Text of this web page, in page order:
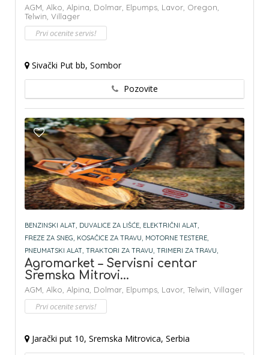
AGM, Alko, Alpina, Dolmar, Elpumps, Lavor, Oregon,
Telwin, Villager
Prvi ocenite servis!
Sivački Put bb, Sombor
Pozovite
BENZINSKI ALAT, DUVALICE ZA LIŠĆE, ELEKTRIČNI ALAT,
FREZE ZA SNEG, KOSAČICE ZA TRAVU, MOTORNE TESTERE,
PNEUMATSKI ALAT, TRAKTORI ZA TRAVU, TRIMERI ZA TRAVU,
Agromarket – Servisni centar
Sremska Mitrovi...
AGM, Alko, Alpina, Dolmar, Elpumps, Lavor, Telwin, Villager
Prvi ocenite servis!
Jarački put 10, Sremska Mitrovica, Serbia